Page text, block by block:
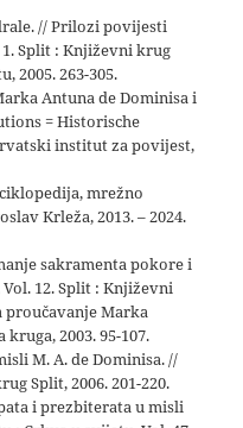
// Prilozi povijesti
Split : Književni krug
2005. 263-305.
Antuna de Dominisa i
= Historische
institut za povijest,
mrežno
Krleža, 2013. – 2024.
sakramenta pokore i
12. Split : Književni
proučavanje Marka
2003. 95-107.
M. A. de Dominisa. //
Split, 2006. 201-220.
i prezbiterata u misli